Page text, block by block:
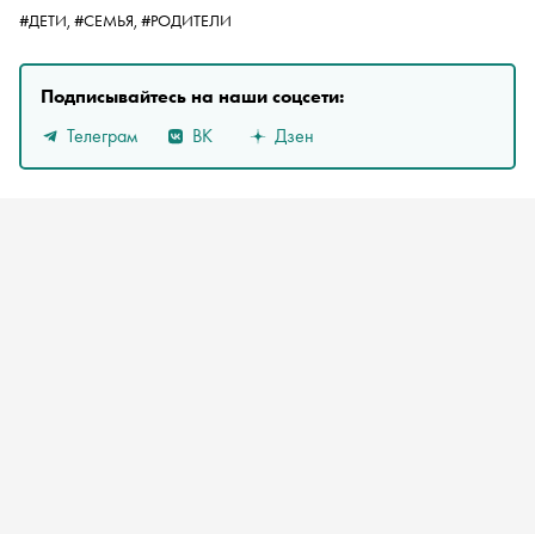
#ДЕТИ, #СЕМЬЯ, #РОДИТЕЛИ
Подписывайтесь на наши соцсети:
Телеграм
ВК Дзен